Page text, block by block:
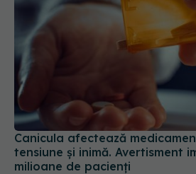
Canicula afectează
tensiune și inimă. Avertisment
milioane de pacienți